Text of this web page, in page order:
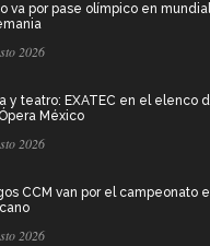
va por pase olímpico en
2026
y teatro: EXATEC en el elenco
México
2026
CCM van por el campeonato
2026